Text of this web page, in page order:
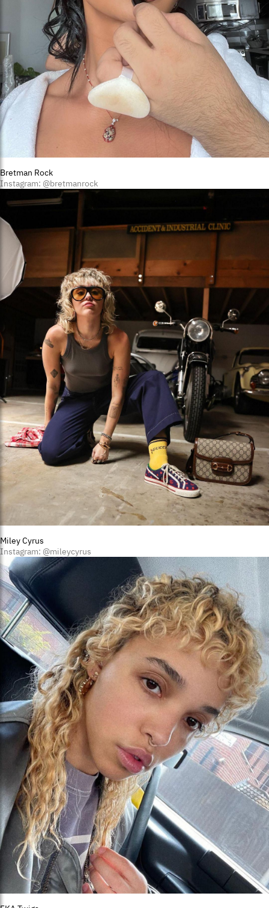
Bretman Rock
Instagram: @bretmanrock
Miley Cyrus
Instagram: @mileycyrus